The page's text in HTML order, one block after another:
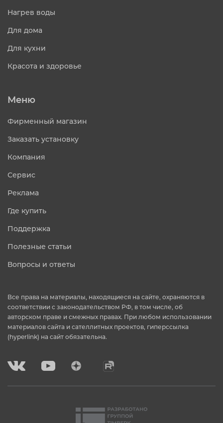
Нагрев воды
Для дома
Для кухни
Красота и здоровье
Меню
Фирменный магазин
Заказать установку
Компания
Сервис
Реклама
Где купить
Поддержка
Полезные статьи
Вопросы и ответы
Все права на материалы, находящиеся на сайте, охраняются в
соответствии с законодательством РФ, в том числе, об
авторском праве и смежных правах. При любом использовании
материалов сайта и сателлитных проектов, гиперссылка
(hyperlink) на сайт обязательна.